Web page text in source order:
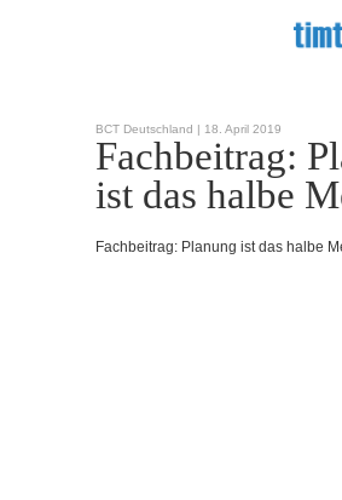
BCT Deutschland | 18. April 2019
Fachbeitrag:
ist das halbe
Fachbeitrag: Planung ist das halbe